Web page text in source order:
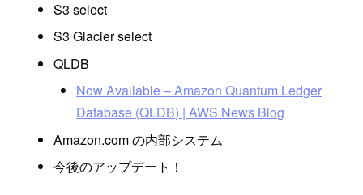
S3 select
S3 Glacier select
QLDB
Now Available – Amazon Quantum Ledger
Database (QLDB) | AWS News Blog
Amazon.com の内部システム
今後のアップデート！